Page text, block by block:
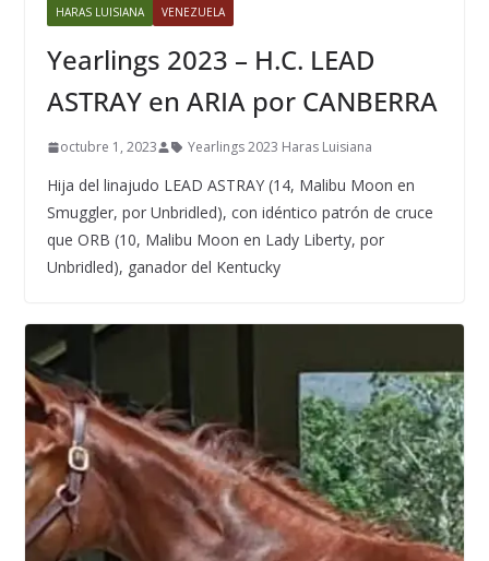
HARAS LUISIANA VENEZUELA
Yearlings 2023 – H.C. LEAD
ASTRAY en ARIA por CANBERRA
octubre 1, 2023 Yearlings 2023 Haras Luisiana
Hija del linajudo LEAD ASTRAY (14, Malibu Moon en
Smuggler, por Unbridled), con idéntico patrón de cruce
que ORB (10, Malibu Moon en Lady Liberty, por
Unbridled), ganador del Kentucky